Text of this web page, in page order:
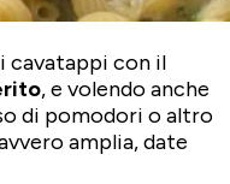
cavatappi con il
, e volendo anche
di pomodori o altro
amplia, date